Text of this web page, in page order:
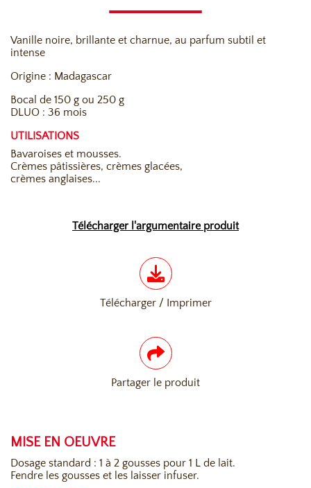
Vanille noire, brillante et charnue, au parfum subtil et
intense
Origine : Madagascar
Bocal de 150 g ou 250 g
DLUO : 36 mois
UTILISATIONS
Bavaroises et mousses.
Crèmes pâtissières, crèmes glacées,
crèmes anglaises...
Télécharger l'argumentaire produit
Télécharger / Imprimer
Partager le produit
MISE EN OEUVRE
Dosage standard : 1 à 2 gousses pour 1 L de lait.
Fendre les gousses et les laisser infuser.